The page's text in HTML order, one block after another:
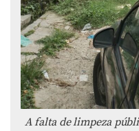
A falta de limpeza